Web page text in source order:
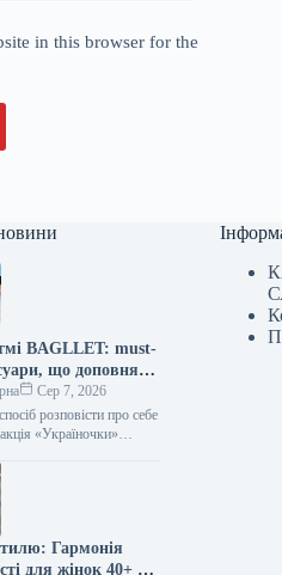
in this browser for the
BAGLLET: must-
що доповнять
образСер 7, 2026
розповісти про себе
«Україночки»
сьогодні ми
Гармонія
для жінок 40+ від